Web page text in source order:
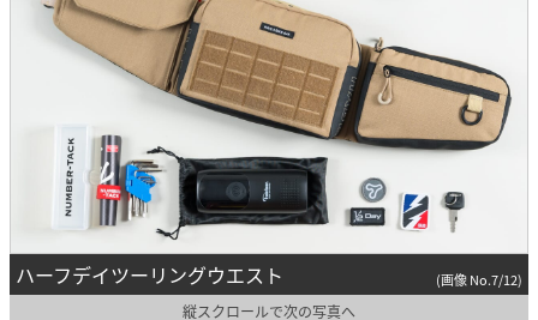
ハーフデイツーリングウエスト (画像 No.7/12)
縦スクロールで次の写真へ